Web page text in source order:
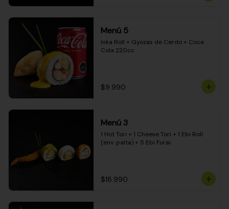
Menú 5
Inka Roll + Gyozas de Cerdo + Coca
Cola 220cc
$9.990
Menú 3
1 Hot Tori + 1 Cheese Tori + 1 Ebi Roll
(env. palta) + 5 Ebi Furai
$18.990